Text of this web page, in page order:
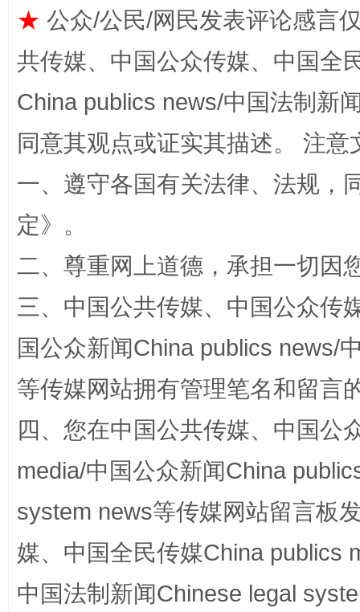
揭批美国五大"原罪" "
解纷+调解+退费，一次搞定
站台名比不上好声名
★ 公众/公民/网民发表评论感言
共传媒、中国公众传媒、中国全
China publics news/中国法制新
同意其观点或证实其描述。 注
一、遵守各国有关法律、法规，
定》。
二、尊重网上道德，承担一切因
三、中国公共传媒、中国公众传
国公众新闻China publics news/
等传媒网站拥有管理笔名和留言
四、您在中国公共传媒、中国公
media/中国公众新闻China
system news等传媒网站留言板
媒、中国全民传媒China publics
中国法制新闻Chinese legal